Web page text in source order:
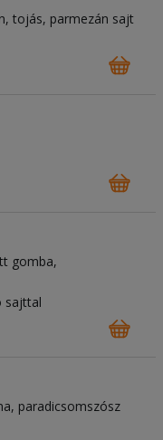
tojás parmezán sajt
gomba
sajttal
paradicsomszósz